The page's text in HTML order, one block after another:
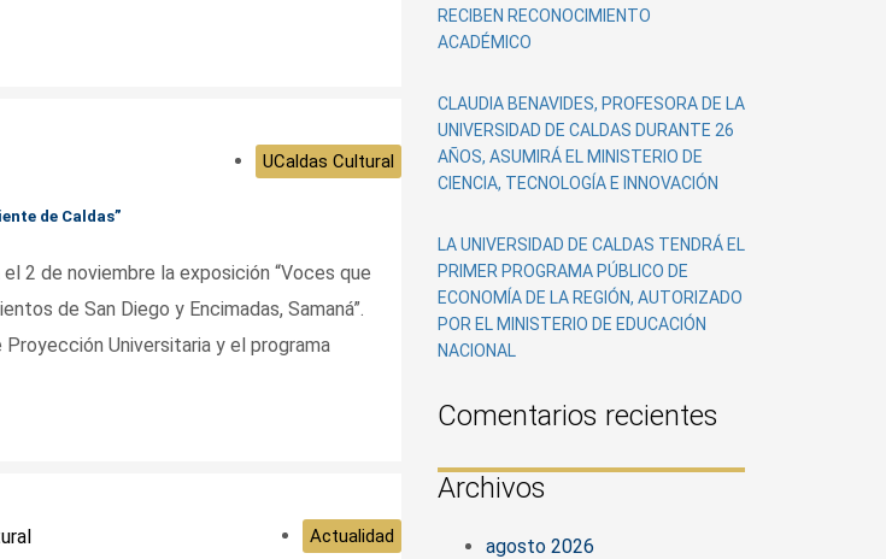
UCaldas Cultural
de Caldas”
2 de noviembre la exposición “Voces que
de San Diego y Encimadas, Samaná”.
Universitaria y el programa
Actualidad
RECIBEN RECONOCIMIENTO
ACADÉMICO
CLAUDIA BENAVIDES, PROFESORA DE LA
UNIVERSIDAD DE CALDAS DURANTE 26
AÑOS, ASUMIRÁ EL MINISTERIO DE
CIENCIA, TECNOLOGÍA E INNOVACIÓN
LA UNIVERSIDAD DE CALDAS TENDRÁ EL
PRIMER PROGRAMA PÚBLICO DE
ECONOMÍA DE LA REGIÓN, AUTORIZADO
POR EL MINISTERIO DE EDUCACIÓN
NACIONAL
Comentarios recientes
Archivos
agosto 2026